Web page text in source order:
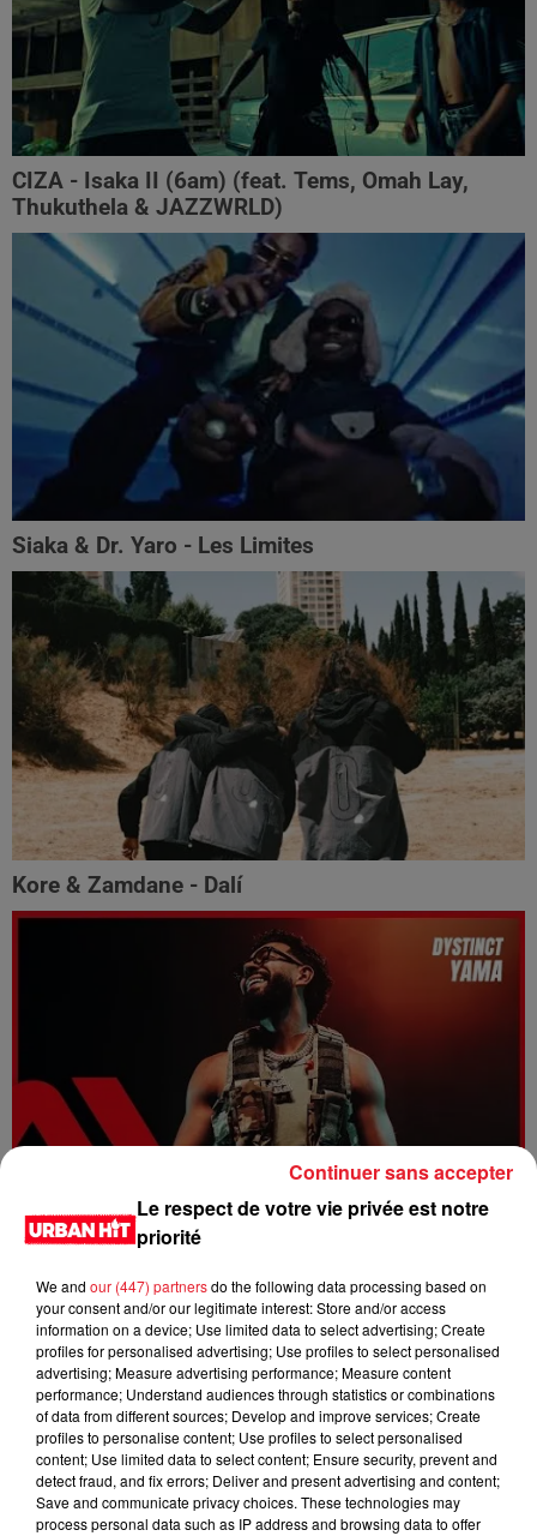
CIZA - Isaka II (6am) (feat. Tems, Omah Lay,
Thukuthela & JAZZWRLD)
Siaka & Dr. Yaro - Les Limites
Kore & Zamdane - Dalí
Dystinct - Yama
Le respect de votre vie privée est notre
priorité
We and our (447) partnersdo the following data processing based on
your consent and/or our legitimate interest: Store and/or access
information on a device; Use limited data to select advertising; Create
profiles for personalised advertising; Use profiles to select personalised
advertising; Measure advertising performance; Measure content
performance; Understand audiences through statistics or combinations
of data from different sources; Develop and improve services; Create
profiles to personalise content; Use profiles to select personalised
content; Use limited data to select content; Ensure security, prevent and
detect fraud, and fix errors; Deliver and present advertising and content;
Save and communicate privacy choices. These technologies may
process personal data such as IP address and browsing data to offer
Continuer sans accepter